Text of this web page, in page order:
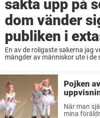
sakta upp på
dom vänder
publiken i
En av de roligaste sakerna jag
mängder av människor ute i
Pojken
När man
mina